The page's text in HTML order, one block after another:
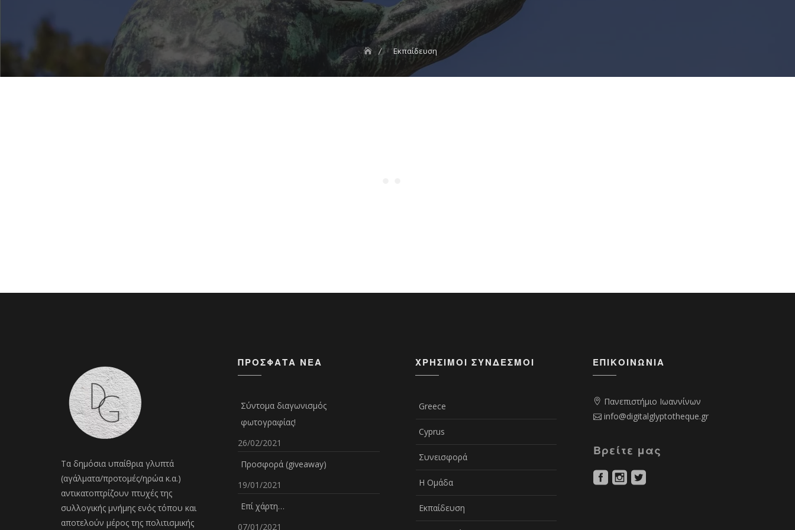
Εκπαίδευση
Τα δημόσια υπαίθρια γλυπτά
(αγάλματα/προτομές/ηρώα κ.α.)
αντικατοπτρίζουν πτυχές της
συλλογικής μνήμης ενός τόπου και
αποτελούν μέρος της πολιτισμικής
ΠΡΌΣΦΑΤΑ ΝΈΑ
Σύντομα διαγωνισμός
φωτογραφίας!
26/02/2021
Προσφορά (giveaway)
19/01/2021
Επί χάρτη…
07/01/2021
ΧΡΉΣΙΜΟΙ ΣΎΝΔΕΣΜΟΙ
Greece
Cyprus
Συνεισφορά
Η Ομάδα
Εκπαίδευση
ΕΠΙΚΟΙΝΩΝΊΑ
Πανεπιστήμιο Ιωαννίνων
info@digitalglyptotheque.gr
Βρείτε μας